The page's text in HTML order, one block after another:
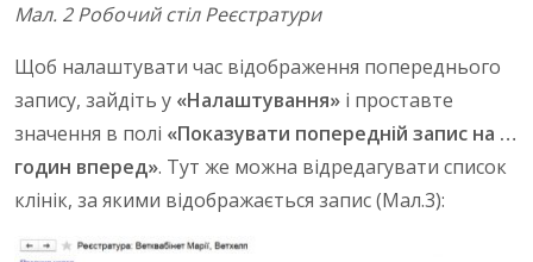
Мал. 2 Робочий стіл Реєстратури
Щоб налаштувати час відображення попереднього
запису, зайдіть у «Налаштування» і проставте
значення в полі «Показувати попередній запис на …
годин вперед». Тут же можна відредагувати список
клінік, за якими відображається запис (Мал.3):